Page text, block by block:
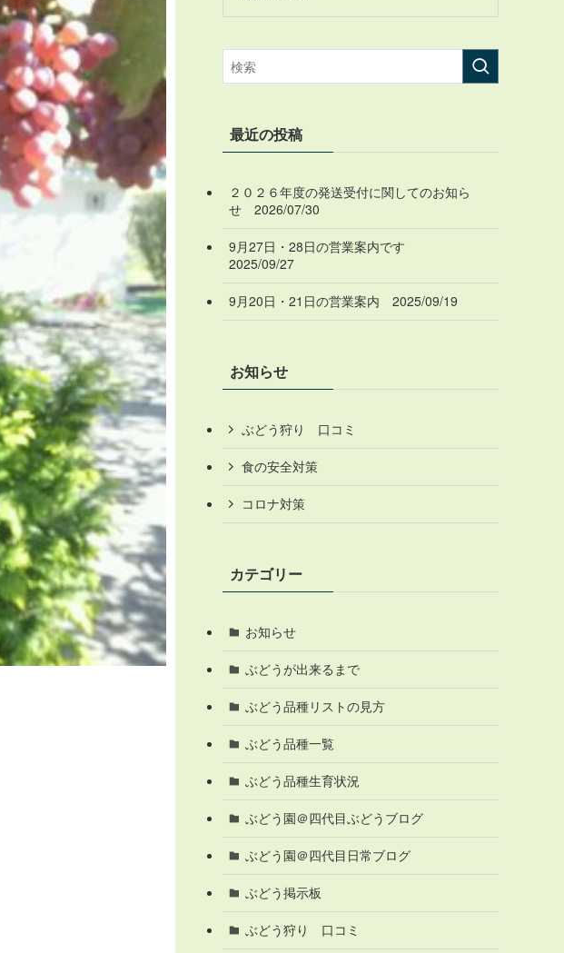
最近の投稿
２０２６年度の発送受付に関してのお知ら
せ 2026/07/30
9月27日・28日の営業案内です
2025/09/27
9月20日・21日の営業案内 2025/09/19
お知らせ
ぶどう狩り 口コミ
食の安全対策
コロナ対策
カテゴリー
お知らせ
ぶどうが出来るまで
ぶどう品種リストの見方
ぶどう品種一覧
ぶどう品種生育状況
ぶどう園＠四代目ぶどうブログ
ぶどう園＠四代目日常ブログ
ぶどう掲示板
ぶどう狩り 口コミ